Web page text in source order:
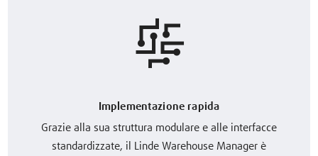
Implementazione rapida
Grazie alla sua struttura modulare e alle interfacce
standardizzate, il Linde Warehouse Manager è